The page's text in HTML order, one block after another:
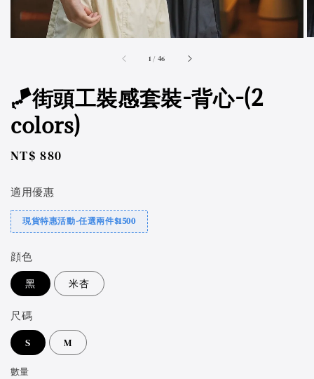
1 / accessibility.of
46
🪁街頭工裝感套裝-背心-(2
colors)
Regular
NT$ 880
適用優惠
現貨特惠活動-任選兩件$1500
顔色
黑 米杏
尺碼
S M
數量